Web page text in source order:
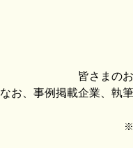
皆さまの
なお、事例掲載企業、執
※